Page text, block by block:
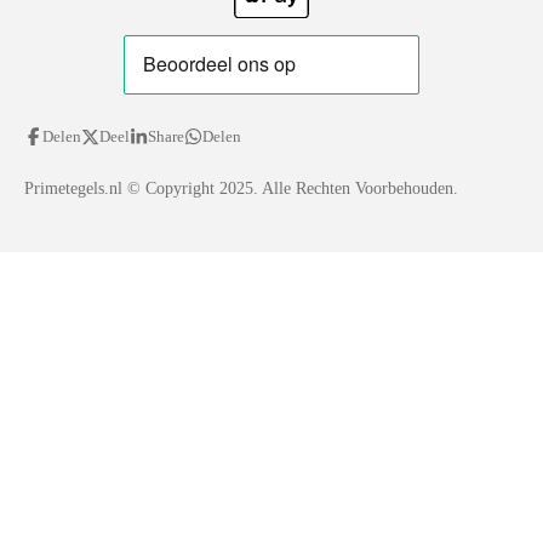
Delen Deel Share Delen
Primetegels.nl © Copyright 2025. Alle Rechten Voorbehouden.